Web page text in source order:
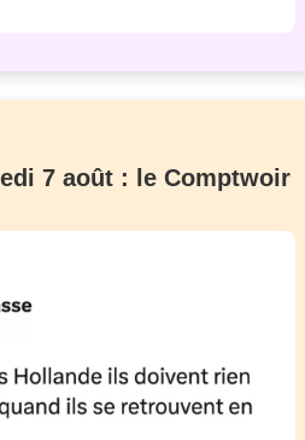
7 août : le Comptwoir